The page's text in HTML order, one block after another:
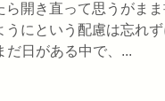
開き直って思うがま
にという配慮は忘れ
だ日がある中で、...